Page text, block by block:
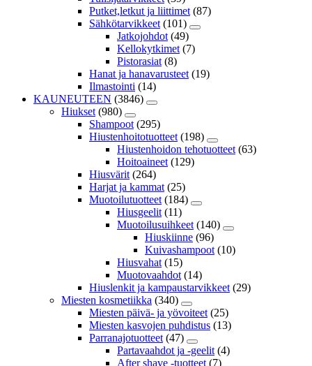
Putket,letkut ja liittimet (87)
Sähkötarvikkeet (101)
Jatkojohdot (49)
Kellokytkimet (7)
Pistorasiat (8)
Hanat ja hanavarusteet (19)
Ilmastointi (14)
KAUNEUTEEN (3846)
Hiukset (980)
Shampoot (295)
Hiustenhoitotuotteet (198)
Hiustenhoidon tehotuotteet (63)
Hoitoaineet (129)
Hiusvärit (264)
Harjat ja kammat (25)
Muotoilutuotteet (184)
Hiusgeelit (11)
Muotoilusuihkeet (140)
Hiuskiinne (96)
Kuivashampoot (10)
Hiusvahat (15)
Muotovaahdot (14)
Hiuslenkit ja kampaustarvikkeet (29)
Miesten kosmetiikka (340)
Miesten päivä- ja yövoiteet (25)
Miesten kasvojen puhdistus (13)
Parranajotuotteet (47)
Partavaahdot ja -geelit (4)
After shave -tuotteet (7)